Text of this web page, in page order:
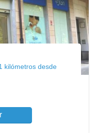
kilómetros desde